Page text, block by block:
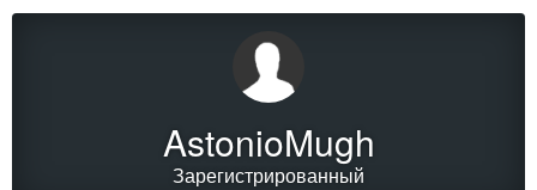
AstonioMugh
Зарегистрированный